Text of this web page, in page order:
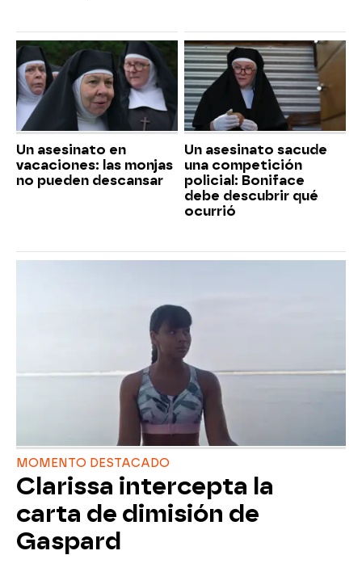
Un asesinato en
vacaciones: las monjas
no pueden descansar
Un asesinato sacude
una competición
policial: Boniface
debe descubrir qué
ocurrió
MOMENTO DESTACADO
Clarissa intercepta la
carta de dimisión de
Gaspard